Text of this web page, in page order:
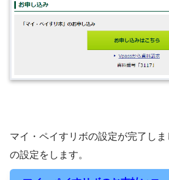
マイ・ペイすリボの設定が完了し
の設定をします。